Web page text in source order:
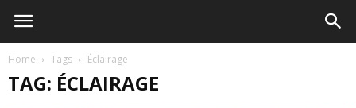
Home Tags Éclairage
TAG: ÉCLAIRAGE